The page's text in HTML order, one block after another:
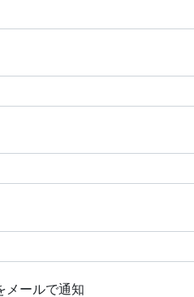
メールで通知